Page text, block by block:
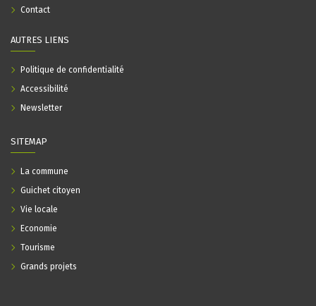
SITEMAP
La commune
Guichet citoyen
Vie locale
Economie
Tourisme
Grands projets
Contact
AUTRES LIENS
Politique de confidentialité
Accessibilité
Newsletter